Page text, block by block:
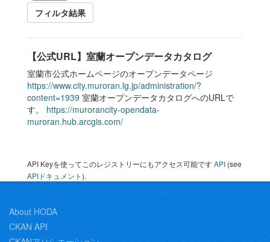
フィルタ結果
【公式URL】室蘭オープンデータカタログ
室蘭市公式ホームページのオープンデータページ
https://www.city.muroran.lg.jp/administration/?
content=1939 室蘭オープンデータカタログへのURLで
す。 https://murorancity-opendata-
muroran.hub.arcgis.com/
API Keyを使ってこのレジストリーにもアクセス可能ですAPI (see
APIドキュメント).
About HODA
CKAN API